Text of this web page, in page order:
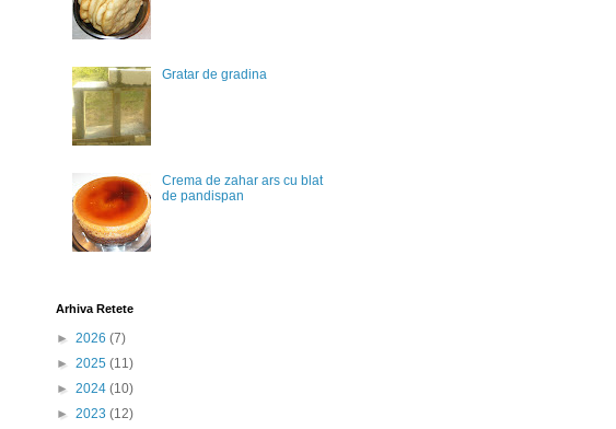
Gratar de gradina
Crema de zahar ars cu blat
de pandispan
Arhiva Retete
► 2026 (7)
► 2025 (11)
► 2024 (10)
► 2023 (12)